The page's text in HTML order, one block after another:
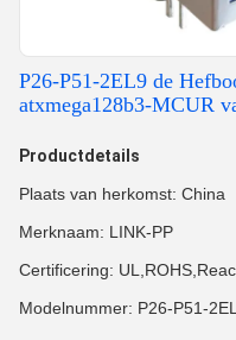
P26-P51-2EL9 de
atxmega128b3-MCUR
Productdetails
Plaats van herkomst: China
Merknaam: LINK-PP
Certificering:
Modelnummer: P26-P51-